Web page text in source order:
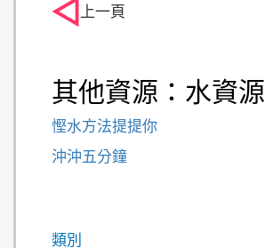
其他資源：水資源
慳水方法提提你
沖沖五分鐘
類別
上一頁